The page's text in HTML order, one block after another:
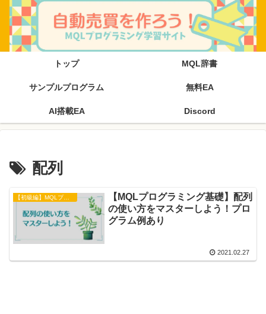
トップ MQL辞書
サンプルプログラム 無料EA
AI搭載EA Discord
配列
【初級編】MQLプログラミング基礎
【MQLプログラミング基礎】配列
の使い方をマスターしよう！プロ
グラム例あり
2021.02.27